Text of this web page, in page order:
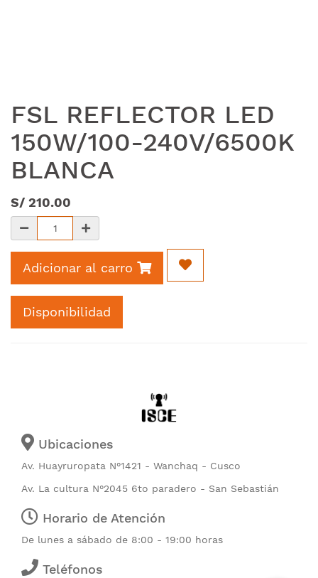
FSL REFLECTOR LED
150W/100-240V/6500K
BLANCA
S/ 210.00
Adicionar al carro
Disponibilidad
Ubicaciones
Av. Huayruropata N°1421 - Wanchaq - Cusco
Av. La cultura N°2045 6to paradero - San Sebastián
Horario de Atención
De lunes a sábado de 8:00 - 19:00 horas
Teléfonos